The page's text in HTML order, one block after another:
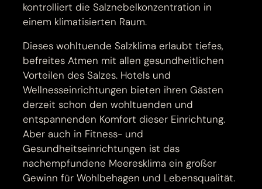
kontrolliert die Salznebelkonzentration in
einem klimatisierten Raum.
Dieses wohltuende Salzklima erlaubt tiefes,
befreites Atmen mit allen gesundheitlichen
Vorteilen des Salzes. Hotels und
Wellnesseinrichtungen bieten ihren Gästen
derzeit schon den wohltuenden und
entspannenden Komfort dieser Einrichtung.
Aber auch in Fitness- und
Gesundheitseinrichtungen ist das
nachempfundene Meeresklima ein großer
Gewinn für Wohlbehagen und Lebensqualität.